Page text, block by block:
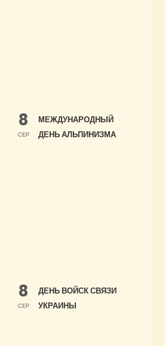
8
СЕР
МЕЖДУНАРОДНЫЙ
ДЕНЬ АЛЬПИНИЗМА
8
СЕР
ДЕНЬ ВОЙСК СВЯЗИ
УКРАИНЫ